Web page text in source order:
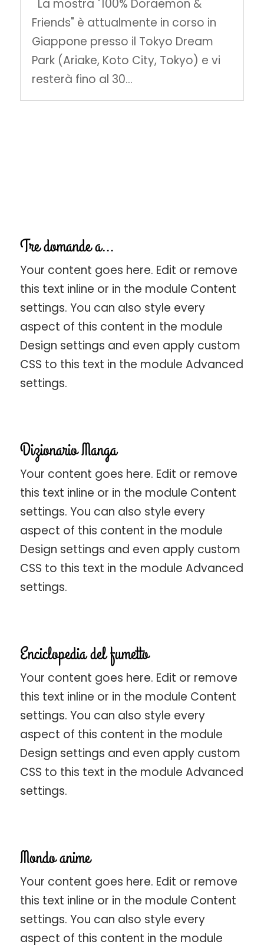
La mostra "100% Doraemon &
Friends" è attualmente in corso in
Giappone presso il Tokyo Dream
Park (Ariake, Koto City, Tokyo) e vi
resterà fino al 30...
Tre domande a…
Your content goes here. Edit or remove
this text inline or in the module Content
settings. You can also style every
aspect of this content in the module
Design settings and even apply custom
CSS to this text in the module Advanced
settings.
Dizionario Manga
Your content goes here. Edit or remove
this text inline or in the module Content
settings. You can also style every
aspect of this content in the module
Design settings and even apply custom
CSS to this text in the module Advanced
settings.
Enciclopedia del fumetto
Your content goes here. Edit or remove
this text inline or in the module Content
settings. You can also style every
aspect of this content in the module
Design settings and even apply custom
CSS to this text in the module Advanced
settings.
Mondo anime
Your content goes here. Edit or remove
this text inline or in the module Content
settings. You can also style every
aspect of this content in the module